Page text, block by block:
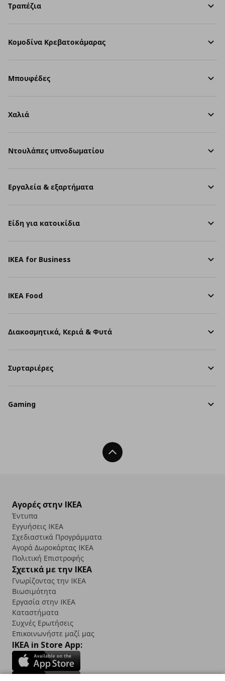
Τραπέζια
Κομοδίνα Κρεβατοκάμαρας
Μπουφέδες
Χαλιά
Ντουλάπες υπνοδωματίου
Εργαλεία & εξαρτήματα
Είδη για κατοικίδια
IKEA for Business
IKEA Food
Διακοσμητικά, Κεριά & Φυτά
Συρταριέρες
Gaming
Back To Top
Αγορές στην IKEA
Έντυπα
Εγγυήσεις IKEA
Σχεδιαστικά Προγράμματα
Αγορά Δωρoκάρτας IKEA
Πολιτική Επιστροφής
Σχετικά με την IKEA
Γνωρίζοντας την IKEA
Βιωσιμότητα
Εργασία στην IKEA
Καταστήματα
Συχνές Ερωτήσεις
Επικοινωνήστε μαζί μας
IKEA in Store App: